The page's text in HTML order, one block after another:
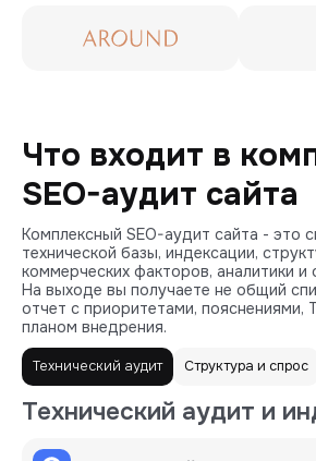
Что входит в
SEO-аудит сайта
Комплексный SEO-аудит сайта - это
технической базы, индексации,
коммерческих факторов, аналитики и
На выходе вы получаете не общий
отчет с приоритетами, пояснениями,
планом внедрения.
Технический аудит Структура и спрос
Технический аудит и